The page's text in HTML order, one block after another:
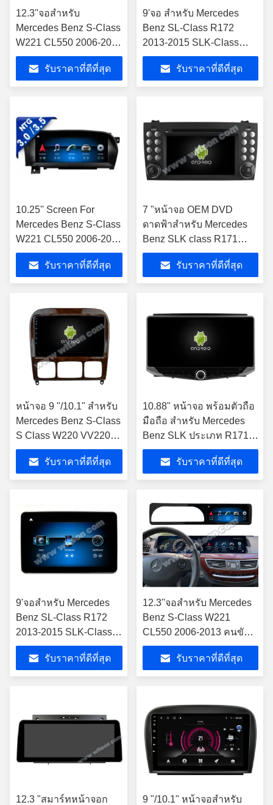
12.3''จอสําหรับ
Mercedes Benz S-Class
W221 CL550 2006-2013
คนขับมือซ้าย
((NTG3.0/NTG3.5))
Android Multimedia
รับราคาที่ดีที่สุด
9'จอ สําหรับ Mercedes
Benz SL-Class R172
2013-2015 SLK-Class
R172 2011-2015 NTG4.5
แอนดรอยด์ มัลติมีเดีย เพลย์
รับราคาที่ดีที่สุด
10.25'' Screen For
Mercedes Benz S-Class
W221 CL550 2006-2013
NTG3.0/3.5 แอนดรอยด์
มัลติมีเดีย เพลย์
รับราคาที่ดีที่สุด
7 "หน้าจอ OEM DVD
ดาดฟ้าสำหรับ Mercedes
Benz SLK class R171
SLK200 SLK280 SLK300
2000-2011รับราคาที่ดีที่สุด
หน้าจอ 9 "/10.1" สำหรับ
Mercedes Benz S-Class
S Class W220 VV220
1998- 2005
รับราคาที่ดีที่สุด
10.88" หน้าจอ พร้อมตัวถือ
มือถือ สําหรับ Mercedes
Benz SLK ประเภท R171
SLK200 SLK280 SLK300
2000-2011รับราคาที่ดีที่สุด
9'จอสําหรับ Mercedes
Benz SL-Class R172
2013-2015 SLK-Class
R172 2011-2015
NTG4.5 เครื่องเล่น
มัลติมีเดีย
รับราคาที่ดีที่สุด
12.3''จอสําหรับ Mercedes
Benz S-Class W221
CL550 2006-2013 คนขับ
มือซ้าย
รับราคาที่ดีที่สุด
12.3 "สมาร์ทหน้าจอก
9 "/10.1" หน้าจอสำหรับ